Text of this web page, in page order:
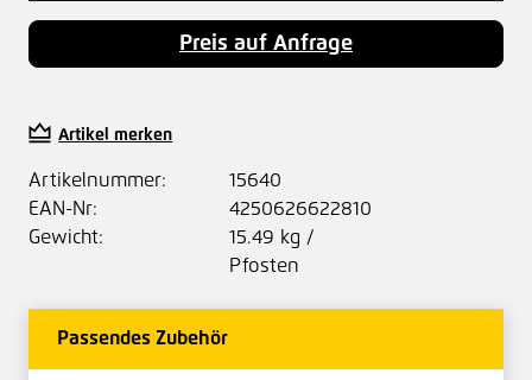
Preis auf Anfrage
Artikel merken
Artikelnummer:
15640
EAN-Nr:
4250626622810
Gewicht:
15.49 kg /
Pfosten
Passendes Zubehör